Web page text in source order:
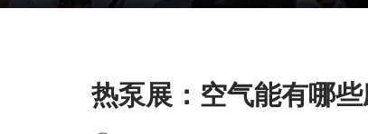
热泵展：空气能有哪些